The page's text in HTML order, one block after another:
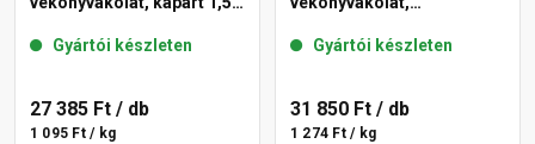
Gyártói készleten
27 385 Ft / db
1 095 Ft / kg
41-D 25 kg
Gyártói készleten
31 850 Ft / db
1 274 Ft / kg